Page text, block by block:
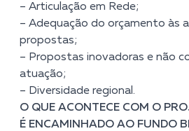
– Articulação em Rede;
– Adequação do orçamento às
propostas;
– Propostas inovadoras e não
atuação;
– Diversidade regional.
O QUE ACONTECE COM O
É ENCAMINHADO AO FUNDO